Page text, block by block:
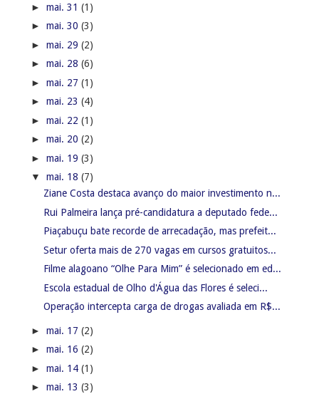
► mai. 31 (1)
► mai. 30 (3)
► mai. 29 (2)
► mai. 28 (6)
► mai. 27 (1)
► mai. 23 (4)
► mai. 22 (1)
► mai. 20 (2)
► mai. 19 (3)
▼ mai. 18 (7)
Ziane Costa destaca avanço do maior investimento n...
Rui Palmeira lança pré-candidatura a deputado fede...
Piaçabuçu bate recorde de arrecadação, mas prefeit...
Setur oferta mais de 270 vagas em cursos gratuitos...
Filme alagoano “Olhe Para Mim” é selecionado em ed...
Escola estadual de Olho d'Água das Flores é seleci...
Operação intercepta carga de drogas avaliada em R$...
► mai. 17 (2)
► mai. 16 (2)
► mai. 14 (1)
► mai. 13 (3)